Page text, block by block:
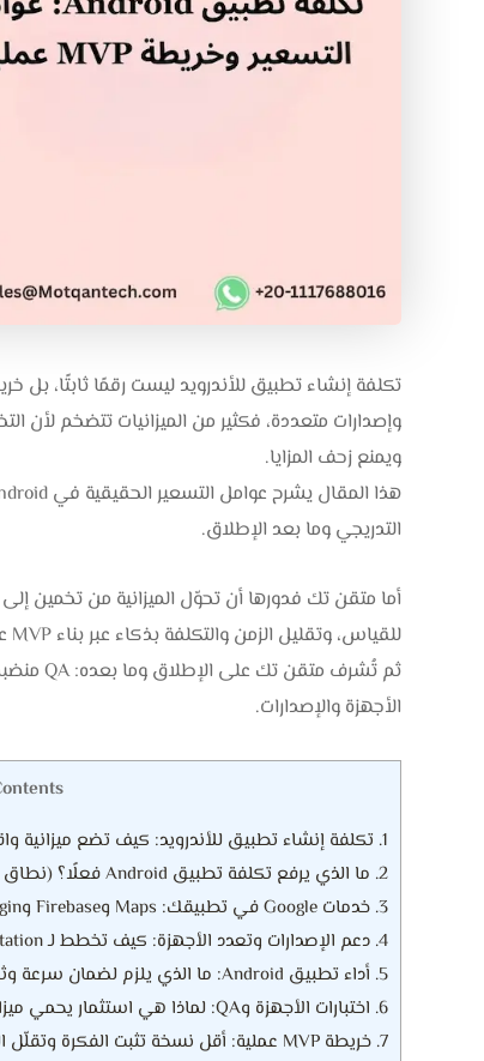
تكلفة إنشاء تطبيق للأندرويد ليست رقمًا ثابتًا، بل
ويمنع زحف المزايا.
التدريجي وما بعد الإطلاق.
للقياس، وتقليل الزمن والتكلفة بذكاء عبر بناء MVP عملي واختبار الفرضيات قبل التوسع، مع الحفاظ على استقرار التجربة.
الأجهزة والإصدارات.
1. تكلفة إنشاء تطبيق للأندرويد: كيف تضع ميزانية
2. ما الذي يرفع تكلفة تطبيق Android فعلًا؟ (نطاق الميزات + التعقيد)
3. خدمات Google في تطبيقك: Maps وFirebase وLogin—متى تحتاجها وكيف تمنع تضخم التكلفة؟
4. دعم الإصدارات وتعدد الأجهزة: كيف تخطط لـ Fragmentation دون زيادة الوقت والميزانية؟
5. أداء تطبيق Android: ما الذي يلزم لضمان سرعة وثبات وتجربة استخدام مستقرة؟
6. اختبارات الأجهزة وQA: لماذا هي استثمار يحمي ميزانيتك بعد الإطلاق؟
7. خريطة MVP عملية: أقل نسخة تثبت الفكرة وتقلّل التكلفة دون الإضرار بالجودة